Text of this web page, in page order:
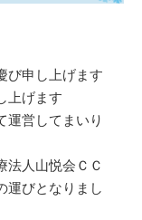
び申し上げます
上げます
営してまいり
法人山悦会ＣＣ
運びとなりまし